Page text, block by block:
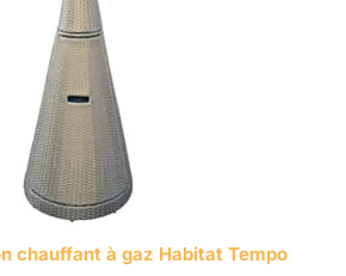
chauffant à gaz Habitat Tempo